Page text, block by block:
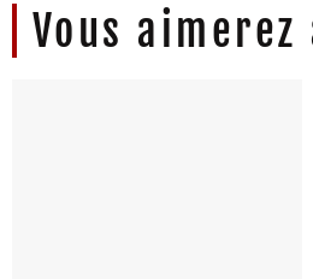
Vous